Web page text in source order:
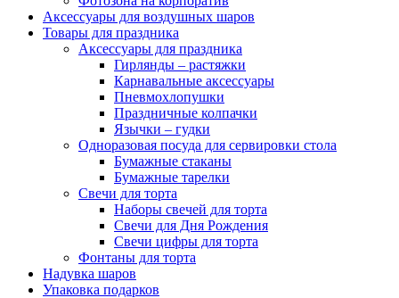
Аксессуары для воздушных шаров
Товары для праздника
Аксессуары для праздника
Гирлянды – растяжки
Карнавальные аксессуары
Пневмохлопушки
Праздничные колпачки
Язычки – гудки
Одноразовая посуда для сервировки стола
Бумажные стаканы
Бумажные тарелки
Свечи для торта
Наборы свечей для торта
Свечи для Дня Рождения
Свечи цифры для торта
Фонтаны для торта
Надувка шаров
Упаковка подарков